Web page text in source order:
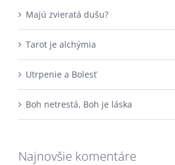
Majú zvieratá dušu?
Tarot je alchýmia
Utrpenie a Bolesť
Boh netrestá, Boh je láska
Najnovšie komentáre